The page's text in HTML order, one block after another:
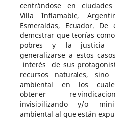
centrándose en
Villa Inflamable,
Esmeraldas, Ecuador.
demostrar que teorías
pobres y la justicia
generalizarse a estos
interés de sus
recursos naturales,
ambiental en los
obtener
invisibilizando y/o
ambiental al que están